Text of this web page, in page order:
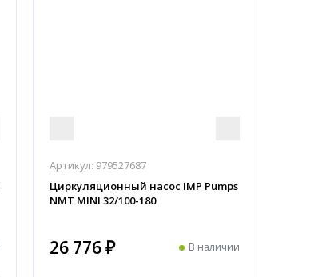
Артикул: 979527687
Циркуляционный насос IMP Pumps
NMT MINI 32/100-180
26 776 ₽ В наличии